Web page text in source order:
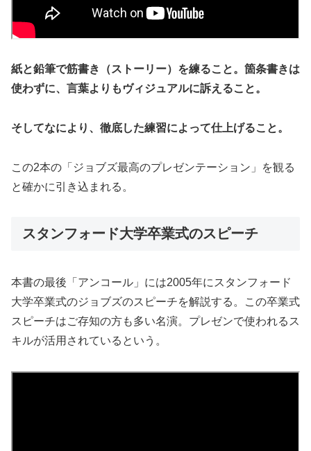
紙と鉛筆で筋書き（ストーリー）を練ること。箇条書きは
使わずに、言葉よりもヴィジュアルに訴えること。
そしてなにより、徹底した練習によって仕上げること。
この2本の「ジョブズ最高のプレゼンテーション」を観る
と確かに引き込まれる。
スタンフォード大学卒業式のスピーチ
本書の最後「アンコール」には2005年にスタンフォード
大学卒業式のジョブズのスピーチを解説する。この卒業式
スピーチはご存知の方も多い名演。プレゼンで使われるス
キルが活用されているという。